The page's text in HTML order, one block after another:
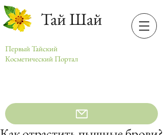
Тай Шай
Первый Тайский
Косметический Портал